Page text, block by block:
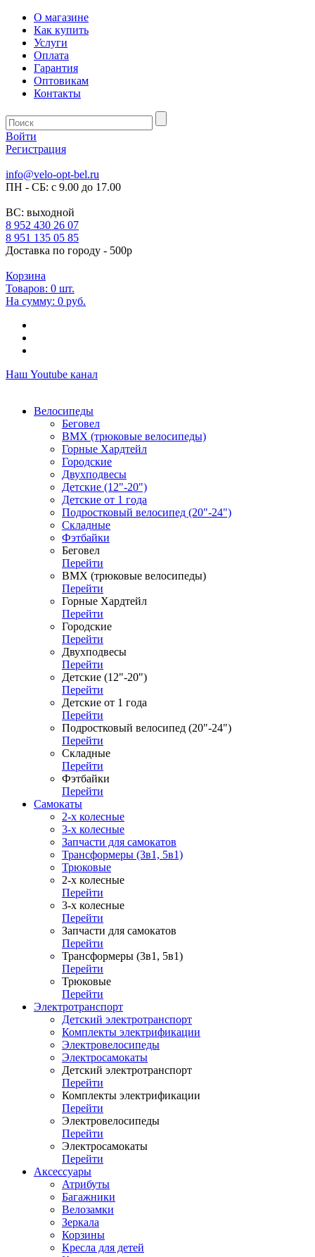
О магазине
Как купить
Услуги
Оплата
Гарантия
Оптовикам
Контакты
Войти
Регистрация
info@velo-opt-bel.ru
ПН - СБ: с 9.00 до 17.00
ВС: выходной
8 952 430 26 07
8 951 135 05 85
Доставка по городу - 500р
Корзина
Товаров: 0 шт.
На сумму: 0 руб.
Наш Youtube канал
Велосипеды
Беговел
ВМХ (трюковые велосипеды)
Горные Хардтейл
Городские
Двухподвесы
Детские (12"-20")
Детские от 1 года
Подростковый велосипед (20"-24")
Складные
Фэтбайки
Беговел
Перейти
ВМХ (трюковые велосипеды)
Перейти
Горные Хардтейл
Перейти
Городские
Перейти
Двухподвесы
Перейти
Детские (12"-20")
Перейти
Детские от 1 года
Перейти
Подростковый велосипед (20"-24")
Перейти
Складные
Перейти
Фэтбайки
Перейти
Самокаты
2-х колесные
3-х колесные
Запчасти для самокатов
Трансформеры (3в1, 5в1)
Трюковые
2-х колесные
Перейти
3-х колесные
Перейти
Запчасти для самокатов
Перейти
Трансформеры (3в1, 5в1)
Перейти
Трюковые
Перейти
Электротранспорт
Детский электротранспорт
Комплекты электрификации
Электровелосипеды
Электросамокаты
Детский электротранспорт
Перейти
Комплекты электрификации
Перейти
Электровелосипеды
Перейти
Электросамокаты
Перейти
Аксессуары
Атрибуты
Багажники
Велозамки
Зеркала
Корзины
Кресла для детей